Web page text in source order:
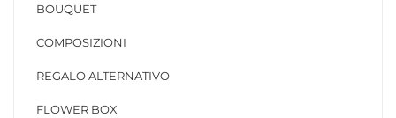
BOUQUET
COMPOSIZIONI
REGALO ALTERNATIVO
FLOWER BOX